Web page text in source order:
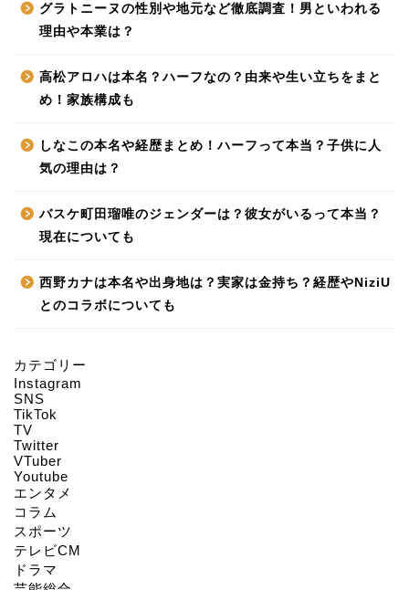
グラトニーヌの性別や地元など徹底調査！男といわれる
理由や本業は？
高松アロハは本名？ハーフなの？由来や生い立ちをまと
め！家族構成も
しなこの本名や経歴まとめ！ハーフって本当？子供に人
気の理由は？
バスケ町田瑠唯のジェンダーは？彼女がいるって本当？
現在についても
西野カナは本名や出身地は？実家は金持ち？経歴やNiziU
とのコラボについても
カテゴリー
Instagram
SNS
TikTok
TV
Twitter
VTuber
Youtube
エンタメ
コラム
スポーツ
テレビCM
ドラマ